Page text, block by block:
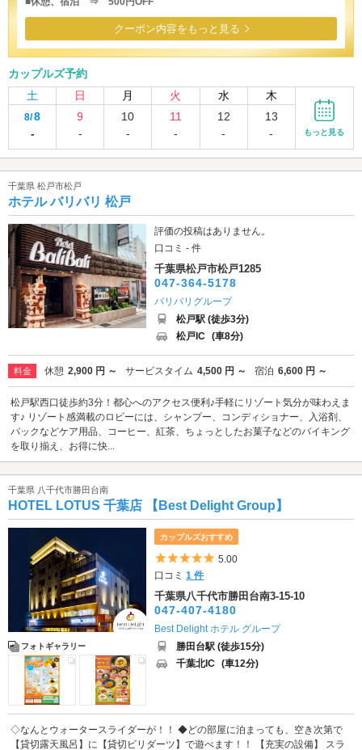
クーポン内容をもっと見る
カップルズ予約
土
日 月 火 水 木
8/8
-
9
-
10
-
11
-
12
-
13
-
もっと見る
千葉県 松戸市松戸
ホテル バリバリ 松戸
評価の投稿はありません。
口コミ - 件
千葉県松戸市松戸1285
047-364-5178
バリバリグループ
松戸駅 (徒歩3分)
松戸IC (車8分)
料金 休憩 2,900 円 ～ サービスタイム 4,500 円 ～ 宿泊 6,600 円 ～
松戸駅西口徒歩約3分！都心へのアクセス便利♪手軽にリゾート気分が味わえま
す♪ リゾート感満載のロビーには、シャンプー、コンディショナー、入浴剤、
パックなどケア用品、コーヒー、紅茶、ちょっとしたお菓子などのバイキング
を取り揃え、お得に快...
千葉県 八千代市勝田台南
HOTEL LOTUS 千葉店 【Best Delight Group】
フォトギャラリー
カップルズおすすめ
5つ星のうち5
5.00
口コミ1 件
千葉県八千代市勝田台南3-15-10
047-407-4180
Best Delight ホテル グループ
勝田台駅 (徒歩15分)
千葉北IC (車12分)
◇なんとウォータースライダーが！！ ◆どの部屋に泊まっても、空き次第で
【貸切露天風呂】に【貸切ビリダーツ】で遊べます！！ 【充実の設備】 スラ